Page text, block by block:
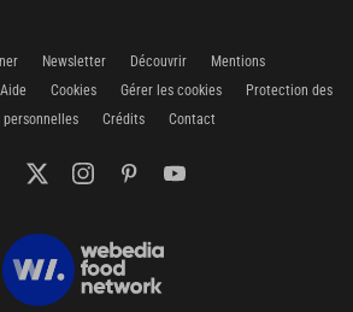
Newsletter Découvrir
Mentions
Aide Cookies Gérer les cookies
Protection des
personnelles
Crédits Contact